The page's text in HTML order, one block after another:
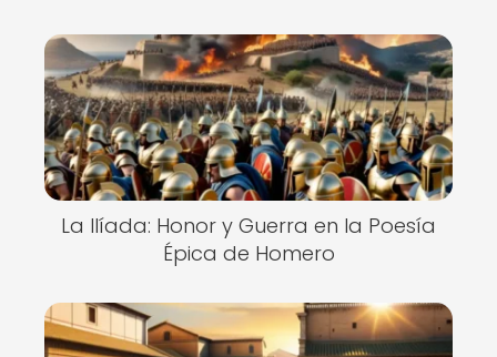
La Ilíada: Honor y Guerra en la Poesía
Épica de Homero